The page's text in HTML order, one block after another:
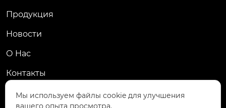
Продукция
Новости
О Hас
Контакты
Контакты
Мы используем файлы cookie для улучшения
вашего опыта просмотра.